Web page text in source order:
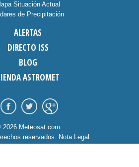
Situación Actual
de Precipitación
ALERTAS
DIRECTO ISS
BLOG
ASTROMET
2026 Meteosat.com
reservados. Nota Legal .